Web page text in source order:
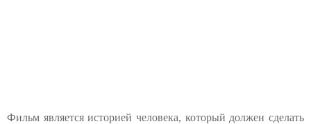
Фильм является историей человека, который должен сделать